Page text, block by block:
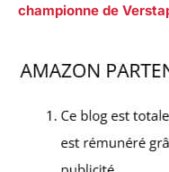
championne de